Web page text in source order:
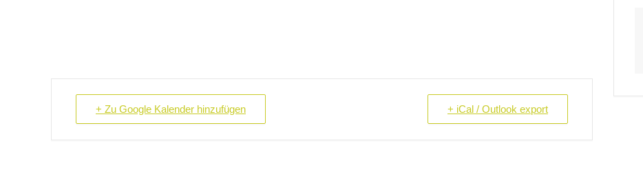
+ Zu Google Kalender hinzufügen + iCal / Outlook export